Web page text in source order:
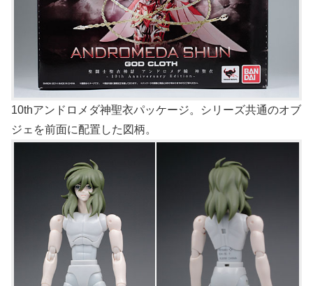
10thアンドロメダ神聖衣パッケージ。シリーズ共通のオブ
ジェを前面に配置した図柄。